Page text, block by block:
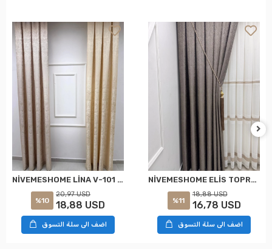
NİVEMESHOME LİNA V-101 KREM 1/3 PİLELİ FON PERDE
%10
20,97 USD
18,88 USD
اضف الى سلة التسوق
NİVEMESHOME ELİS TOPRAK FON PERDE 1/3 SIK PİLELİ PERDE APM
%11
18,88 USD
16,78 USD
اضف الى سلة التسوق